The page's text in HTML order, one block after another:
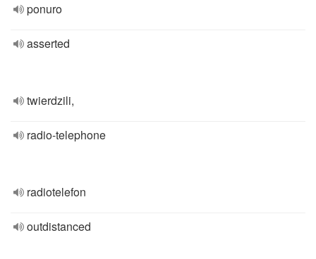
ponuro
asserted
twierdzili,
radio-telephone
radiotelefon
outdistanced